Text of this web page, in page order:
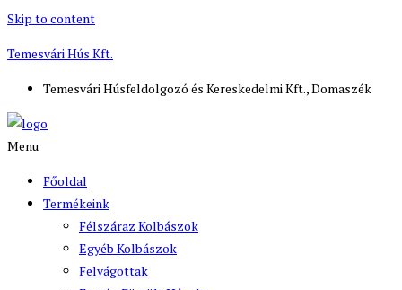
Skip to content
Temesvári Hús Kft.
Temesvári Húsfeldolgozó és Kereskedelmi Kft., Domaszék
Menu
Főoldal
Termékeink
Félszáraz Kolbászok
Egyéb Kolbászok
Felvágottak